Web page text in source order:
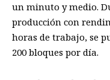
un minuto y medio.
producción con
horas de trabajo, se
200 bloques por día.